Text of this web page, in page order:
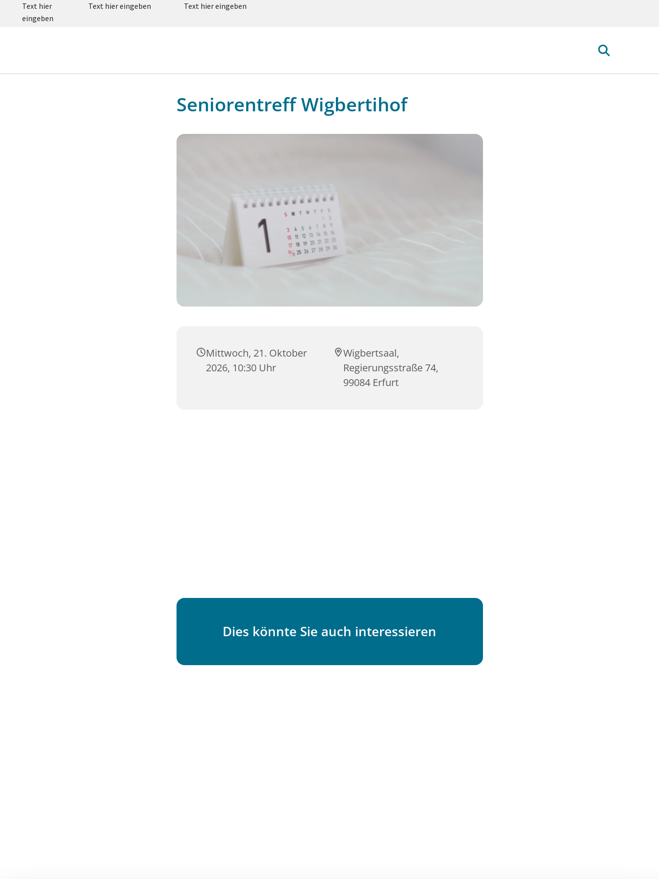
Text hier
eingeben
Text hier eingeben Text hier eingeben
Seniorentreff Wigbertihof
Mittwoch, 21. Oktober
2026, 10:30 Uhr
Wigbertsaal,
Regierungsstraße 74,
99084 Erfurt
Dies könnte Sie auch interessieren